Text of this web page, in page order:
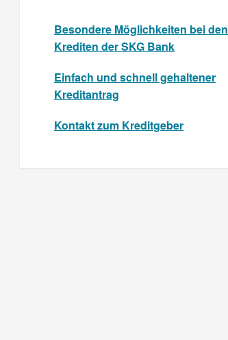
Besondere Möglichkeiten bei den
Krediten der SKG Bank
Einfach und schnell gehaltener
Kreditantrag
Kontakt zum Kreditgeber